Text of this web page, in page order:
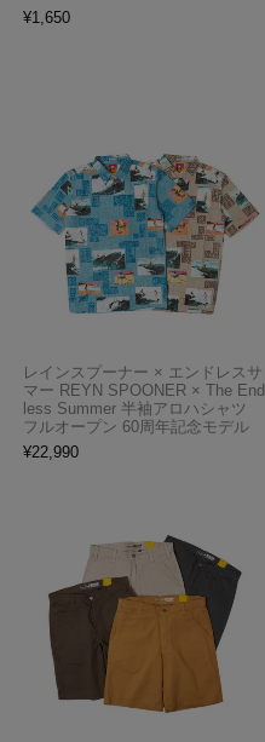
¥1,650
レインスプーナー × エンドレスサ
マー REYN SPOONER × The End
less Summer 半袖アロハシャツ
フルオープン 60周年記念モデル
¥22,990